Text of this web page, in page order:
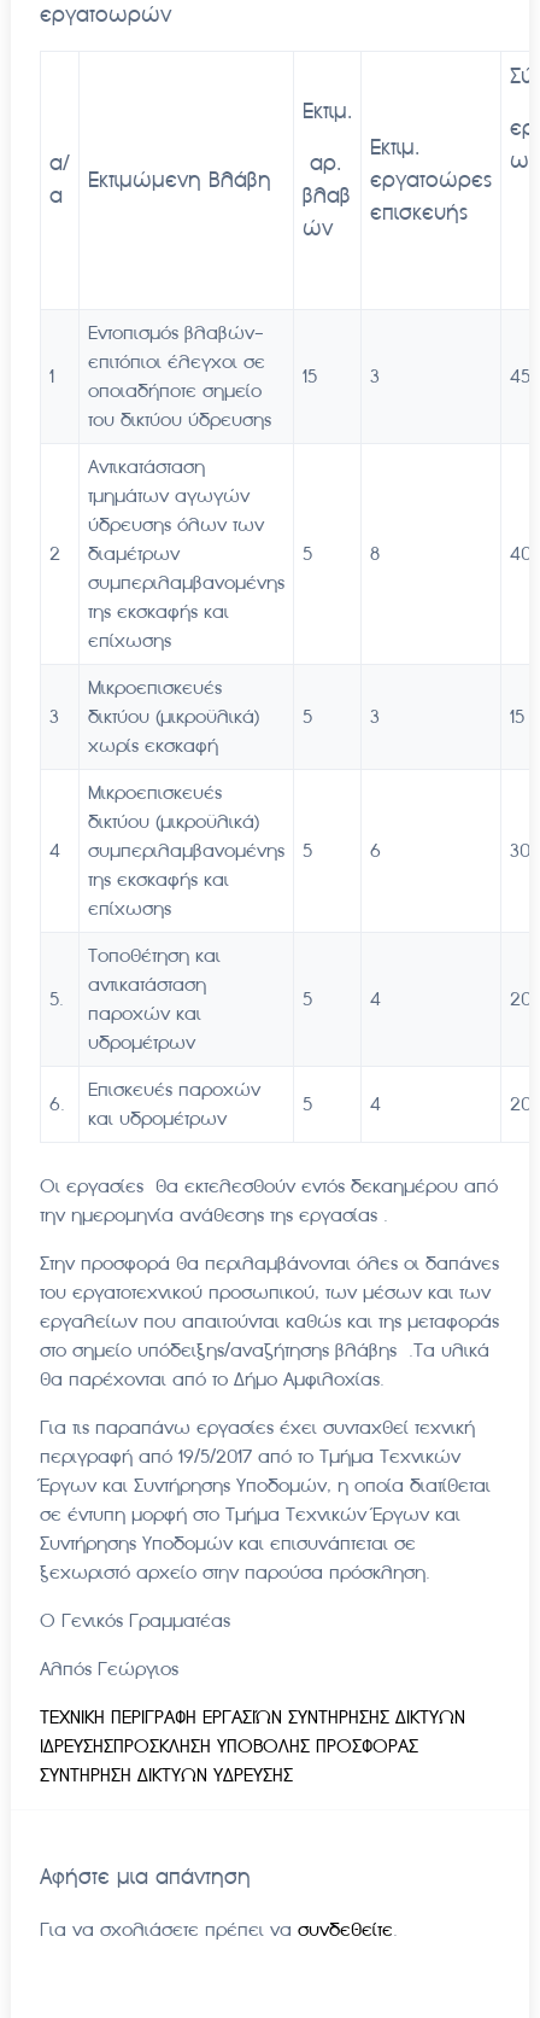
εργατοωρών
α/
α
Εκτιμώμενη Βλάβη
Εκτιμ.
αρ.
βλαβ
ών
Εκτιμ.
εργατοώρες
επισκευής
1
Εντοπισμός βλαβών-
επιτόπιοι έλεγχοι σε
οποιαδήποτε σημείο
του δικτύου ύδρευσης
15 3 45
2
Αντικατάσταση
τμημάτων αγωγών
ύδρευσης όλων των
διαμέτρων
συμπεριλαμβανομένης
της εκσκαφής και
επίχωσης
5 8 40
3
Μικροεπισκευές
δικτύου (μικροϋλικά)
χωρίς εκσκαφή
5 3 15
4
Μικροεπισκευές
δικτύου (μικροϋλικά)
συμπεριλαμβανομένης
της εκσκαφής και
επίχωσης
5 6 30
5.
Τοποθέτηση και
αντικατάσταση
παροχών και
υδρομέτρων
5 4 20
6.
Επισκευές παροχών
και υδρομέτρων
5 4 20
Οι εργασίες θα εκτελεσθούν εντός δεκαημέρου από
την ημερομηνία ανάθεσης της εργασίας .
Στην προσφορά θα περιλαμβάνονται όλες οι δαπάνες
του εργατοτεχνικού προσωπικού, των μέσων και των
εργαλείων που απαιτούνται καθώς και της μεταφοράς
στο σημείο υπόδειξης/αναζήτησης βλάβης .Τα υλικά
θα παρέχονται από το Δήμο Αμφιλοχίας.
Για τις παραπάνω εργασίες έχει συνταχθεί τεχνική
περιγραφή από 19/5/2017 από το Τμήμα Τεχνικών
Έργων και Συντήρησης Υποδομών, η οποία διατίθεται
σε έντυπη μορφή στο Τμήμα Τεχνικών Έργων και
Συντήρησης Υποδομών και επισυνάπτεται σε
ξεχωριστό αρχείο στην παρούσα πρόσκληση.
Ο Γενικός Γραμματέας
Αλπός Γεώργιος
ΤΕΧΝΙΚΗ ΠΕΡΙΓΡΑΦΗ ΕΡΓΑΣΙΏΝ ΣΥΝΤΗΡΗΣΗΣ ΔΙΚΤΥΩΝ
ΙΔΡΕΥΣΗΣΠΡΟΣΚΛΗΣΗ ΥΠΟΒΟΛΗΣ ΠΡΟΣΦΟΡΑΣ
ΣΥΝΤΗΡΗΣΗ ΔΙΚΤΥΩΝ ΥΔΡΕΥΣΗΣ
Αφήστε μια απάντηση
Για να σχολιάσετε πρέπει να συνδεθείτε.